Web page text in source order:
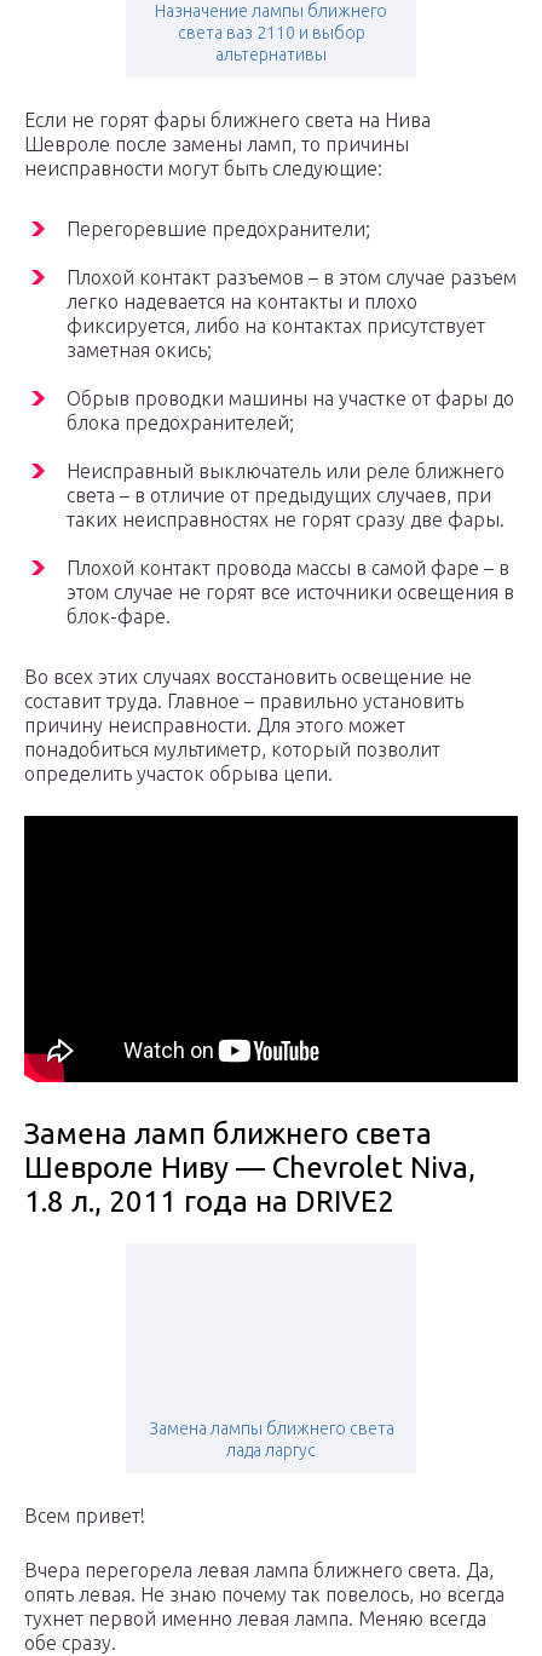
Назначение лампы ближнего
света ваз 2110 и выбор
альтернативы
Если не горят фары ближнего света на Нива
Шевроле после замены ламп, то причины
неисправности могут быть следующие:
Перегоревшие предохранители;
Плохой контакт разъемов – в этом случае разъем
легко надевается на контакты и плохо
фиксируется, либо на контактах присутствует
заметная окись;
Обрыв проводки машины на участке от фары до
блока предохранителей;
Неисправный выключатель или реле ближнего
света – в отличие от предыдущих случаев, при
таких неисправностях не горят сразу две фары.
Плохой контакт провода массы в самой фаре – в
этом случае не горят все источники освещения в
блок-фаре.
Во всех этих случаях восстановить освещение не
составит труда. Главное – правильно установить
причину неисправности. Для этого может
понадобиться мультиметр, который позволит
определить участок обрыва цепи.
Замена ламп ближнего света
Шевроле Ниву — Chevrolet Niva,
1.8 л., 2011 года на DRIVE2
Замена лампы ближнего света
лада ларгус
Всем привет!
Вчера перегорела левая лампа ближнего света. Да,
опять левая. Не знаю почему так повелось, но всегда
тухнет первой именно левая лампа. Меняю всегда
обе сразу.